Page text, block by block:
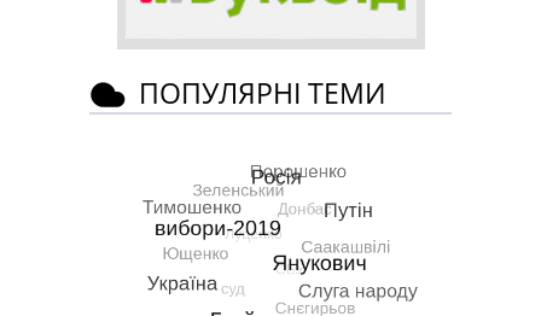
ПОПУЛЯРНІ ТЕМИ